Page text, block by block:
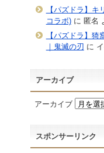
【パズドラ】
コラボ)に 匿名
【パズドラ】
｜鬼滅の刃 に
アーカイブ
アーカイブ
スポンサーリンク